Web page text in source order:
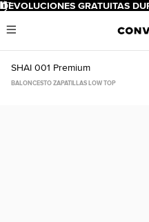
Pausar
DEVOLUCIONES GRATUITAS
Menu
SHAI 001 Premium
BALONCESTO ZAPATILLAS LOW TOP